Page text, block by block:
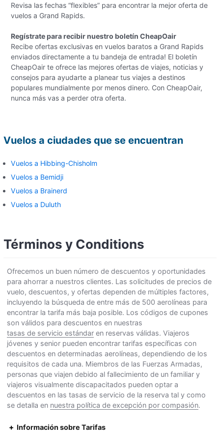
Revisa las fechas “flexibles” para encontrar la mejor oferta de
vuelos a Grand Rapids.
Regístrate para recibir nuestro boletín CheapOair
Recibe ofertas exclusivas en vuelos baratos a Grand Rapids
enviados directamente a tu bandeja de entrada! El boletín
CheapOair te ofrece las mejores ofertas de viajes, noticias y
consejos para ayudarte a planear tus viajes a destinos
populares mundialmente por menos dinero. Con CheapOair,
nunca más vas a perder otra oferta.
Vuelos a ciudades que se encuentran
Vuelos a Hibbing-Chisholm
Vuelos a Bemidji
Vuelos a Brainerd
Vuelos a Duluth
Términos y Conditions
Ofrecemos un buen número de descuentos y oportunidades
para ahorrar a nuestros clientes. Las solicitudes de precios de
vuelo, descuentos, y ofertas dependen de múltiples factores,
incluyendo la búsqueda de entre más de 500 aerolíneas para
encontrar la tarifa más baja posible. Los códigos de cupones
son válidos para descuentos en nuestras
tasas de servicio estándar en reservas válidas. Viajeros
jóvenes y senior pueden encontrar tarifas específicas con
descuentos en determinadas aerolíneas, dependiendo de los
requisitos de cada una. Miembros de las Fuerzas Armadas,
personas que viajen debido al fallecimiento de un familiar y
viajeros visualmente discapacitados pueden optar a
descuentos en las tasas de servicio de la reserva tal y como
se detalla en nuestra política de excepción por compasión.
Información sobre Tarifas